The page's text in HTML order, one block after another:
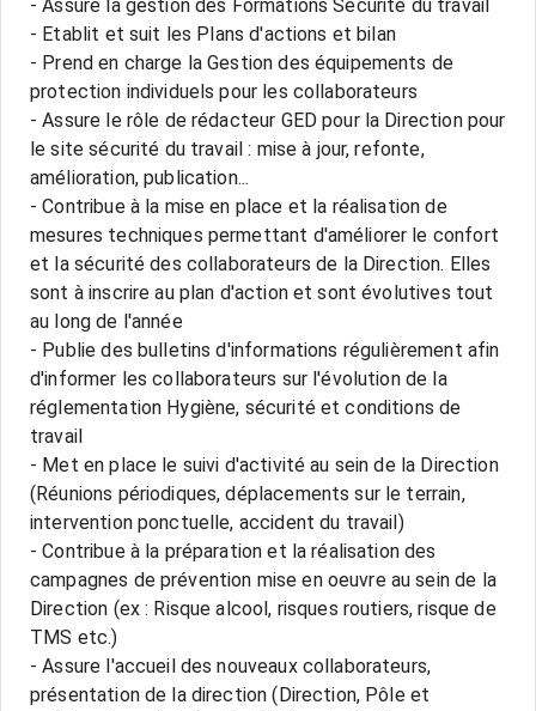
- Assure la gestion des Formations Sécurité du travail
- Etablit et suit les Plans d'actions et bilan
- Prend en charge la Gestion des équipements de
protection individuels pour les collaborateurs
- Assure le rôle de rédacteur GED pour la Direction pour
le site sécurité du travail : mise à jour, refonte,
amélioration, publication...
- Contribue à la mise en place et la réalisation de
mesures techniques permettant d'améliorer le confort
et la sécurité des collaborateurs de la Direction. Elles
sont à inscrire au plan d'action et sont évolutives tout
au long de l'année
- Publie des bulletins d'informations régulièrement afin
d'informer les collaborateurs sur l'évolution de la
réglementation Hygiène, sécurité et conditions de
travail
- Met en place le suivi d'activité au sein de la Direction
(Réunions périodiques, déplacements sur le terrain,
intervention ponctuelle, accident du travail)
- Contribue à la préparation et la réalisation des
campagnes de prévention mise en oeuvre au sein de la
Direction (ex : Risque alcool, risques routiers, risque de
TMS etc.)
- Assure l'accueil des nouveaux collaborateurs,
présentation de la direction (Direction, Pôle et